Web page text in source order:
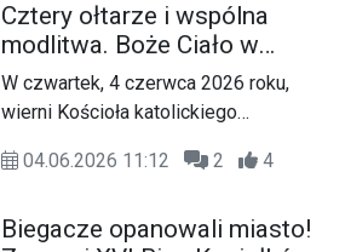
mieszkańców i gości szczelnie
wypełniły teren przed główną sceną,
gdzie od godzin wieczornych trwa
muzyczne święto miasta.
Cztery ołtarze i wspólna
modlitwa. Boże Ciało w
parafii św. Eugeniusza de
Mazenod
W czwartek, 4 czerwca 2026 roku,
wierni Kościoła katolickiego
Najświętszego Ciała i Krwi Chrystusa,
To jedno z najważniejszych świąt w
04.06.2026 11:12 2 4
Biegacze opanowali miasto!